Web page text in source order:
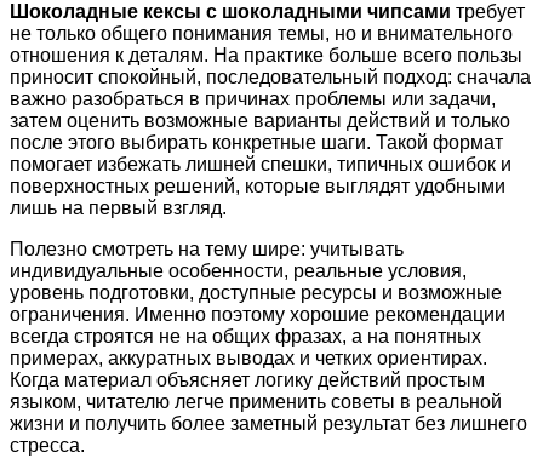
Шоколадные кексы с шоколадными чипсами требует
не только общего понимания темы, но и внимательного
отношения к деталям. На практике больше всего пользы
приносит спокойный, последовательный подход: сначала
важно разобраться в причинах проблемы или задачи,
затем оценить возможные варианты действий и только
после этого выбирать конкретные шаги. Такой формат
помогает избежать лишней спешки, типичных ошибок и
поверхностных решений, которые выглядят удобными
лишь на первый взгляд.
Полезно смотреть на тему шире: учитывать
индивидуальные особенности, реальные условия,
уровень подготовки, доступные ресурсы и возможные
ограничения. Именно поэтому хорошие рекомендации
всегда строятся не на общих фразах, а на понятных
примерах, аккуратных выводах и четких ориентирах.
Когда материал объясняет логику действий простым
языком, читателю легче применить советы в реальной
жизни и получить более заметный результат без лишнего
стресса.